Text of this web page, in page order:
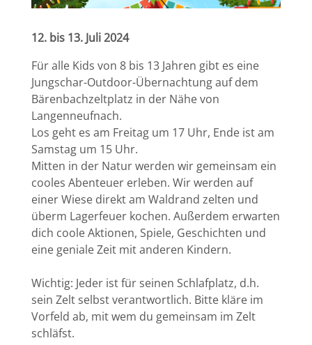
12. bis 13. Juli 2024
Für alle Kids von 8 bis 13 Jahren gibt es eine
Jungschar-Outdoor-Übernachtung auf dem
Bärenbachzeltplatz in der Nähe von
Langenneufnach.
Los geht es am Freitag um 17 Uhr, Ende ist am
Samstag um 15 Uhr.
Mitten in der Natur werden wir gemeinsam ein
cooles Abenteuer erleben. Wir werden auf
einer Wiese direkt am Waldrand zelten und
überm Lagerfeuer kochen. Außerdem erwarten
dich coole Aktionen, Spiele, Geschichten und
eine geniale Zeit mit anderen Kindern.
Wichtig: Jeder ist für seinen Schlafplatz, d.h.
sein Zelt selbst verantwortlich. Bitte kläre im
Vorfeld ab, mit wem du gemeinsam im Zelt
schläfst.